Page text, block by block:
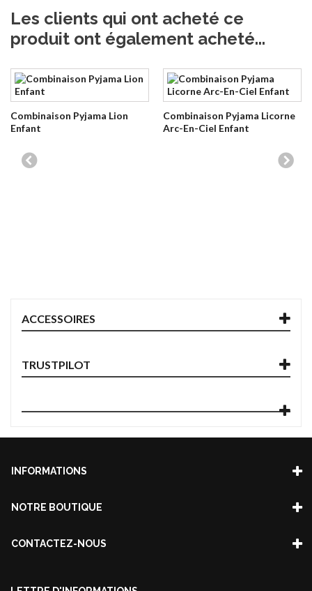
Les clients qui ont acheté ce
produit ont également acheté...
Combinaison Pyjama Lion
Enfant
Combinaison Pyjama Licorne
Arc-En-Ciel Enfant
ACCESSOIRES
TRUSTPILOT
INFORMATIONS
NOTRE BOUTIQUE
CONTACTEZ-NOUS